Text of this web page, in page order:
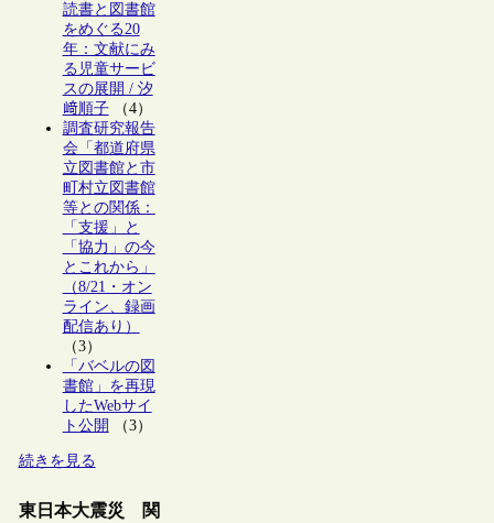
読書と図書館
をめぐる20
年：文献にみ
る児童サービ
スの展開 / 汐
﨑順子（4）
調査研究報告
会「都道府県
立図書館と市
町村立図書館
等との関係：
「支援」と
「協力」の今
とこれから」
（8/21・オン
ライン、録画
配信あり）
（3）
「バベルの図
書館」を再現
したWebサイ
ト公開
（3）
続きを見る
東日本大震災 関